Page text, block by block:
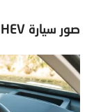
صور سيارة F7x HEV من الداخل